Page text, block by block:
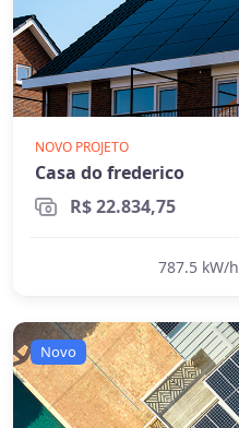
NOVO PROJETO
Casa do frederico
R$ 22.834,75
787.5 kW/h
Novo